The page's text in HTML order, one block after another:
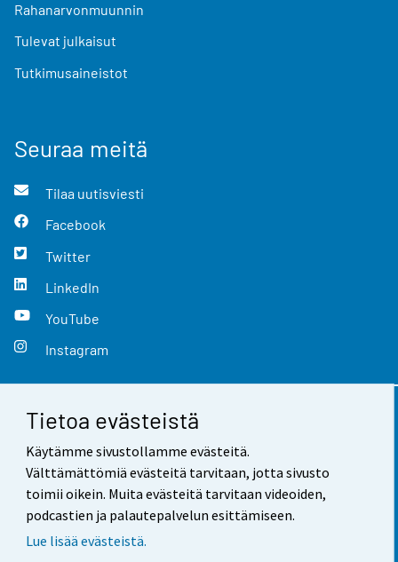
Tietoa evästeistä
Käytämme sivustollamme evästeitä.
Välttämättömiä evästeitä tarvitaan, jotta sivusto
toimii oikein. Muita evästeitä tarvitaan videoiden,
podcastien ja palautepalvelun esittämiseen.
Lue lisää evästeistä.
Rahanarvonmuunnin
Tulevat julkaisut
Tutkimusaineistot
Seuraa meitä
Tilaa uutisviesti
Facebook
Twitter
LinkedIn
YouTube
Instagram
Yhteystiedot
Palaute
Käyttöehdot